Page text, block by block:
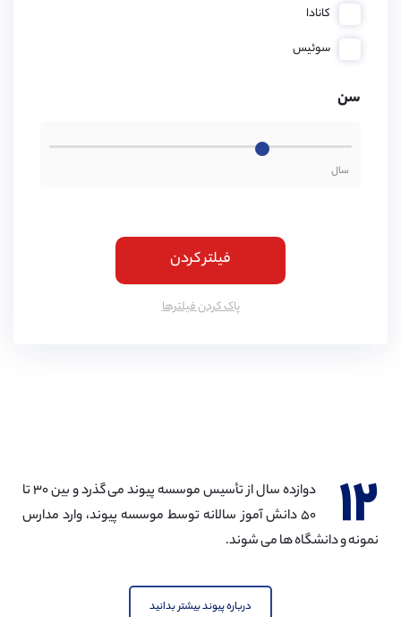
کانادا
سوئیس
سن
فیلتر کردن
پاک کردن فیلتر‌ها
۱۲
دوازده سال از تأسیس موسسه پیوند می گذرد و بین ۳۰ تا
۵۰ دانش آموز سالانه توسط موسسه پیوند، وارد مدارس
نمونه و دانشگاه ها می شوند.
درباره پیوند بیشتر بدانید